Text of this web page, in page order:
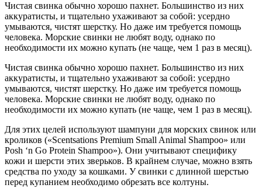
Чистая свинка обычно хорошо пахнет. Большинство из них
аккуратисты, и тщательно ухаживают за собой: усердно
умываются, чистят шерстку. Но даже им требуется помощь
человека. Морские свинки не любят воду, однако по
необходимости их можно купать (не чаще, чем 1 раз в месяц).
Чистая свинка обычно хорошо пахнет. Большинство из них
аккуратисты, и тщательно ухаживают за собой: усердно
умываются, чистят шерстку. Но даже им требуется помощь
человека. Морские свинки не любят воду, однако по
необходимости их можно купать (не чаще, чем 1 раз в месяц).
Для этих целей используют шампуни для морских свинок или
кроликов («Scentsations Premium Small Animal Shampoo» или
Posh ‘n Go Protein Shampoo»). Они учитывают специфику
кожи и шерсти этих зверьков. В крайнем случае, можно взять
средства по уходу за кошками. У свинки с длинной шерстью
перед купанием необходимо обрезать все колтуны.